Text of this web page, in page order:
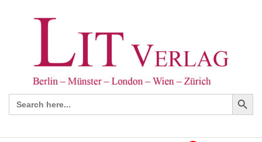
Search
for:
Search Button